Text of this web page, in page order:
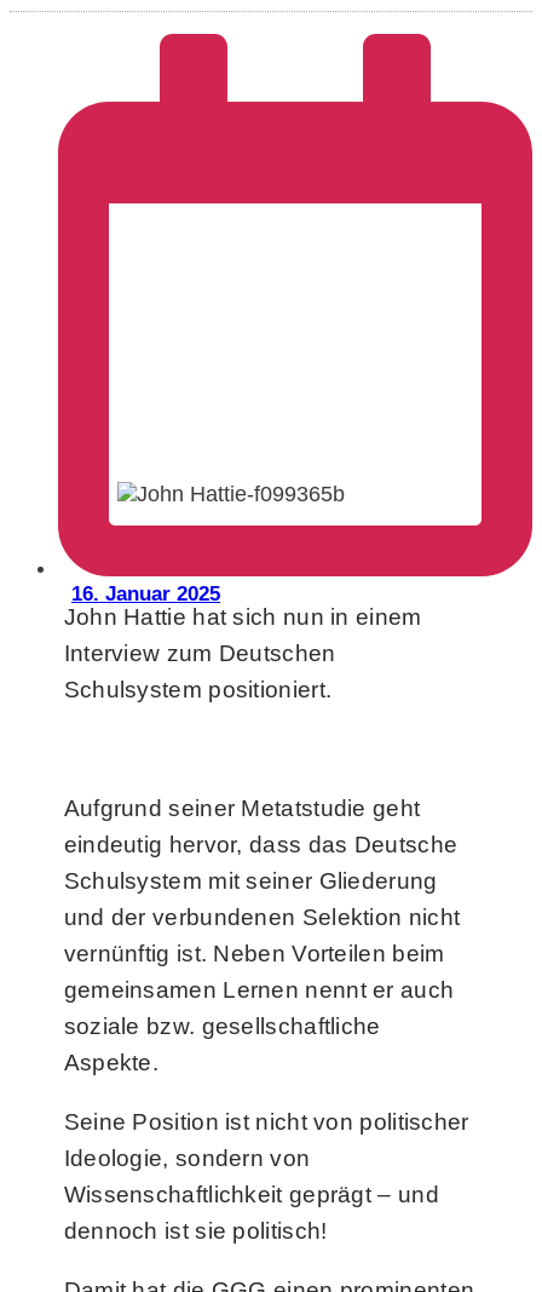
16. Januar 2025
John Hattie hat sich nun in einem
Interview zum Deutschen
Schulsystem positioniert.
Aufgrund seiner Metatstudie geht
eindeutig hervor, dass das Deutsche
Schulsystem mit seiner Gliederung
und der verbundenen Selektion nicht
vernünftig ist. Neben Vorteilen beim
gemeinsamen Lernen nennt er auch
soziale bzw. gesellschaftliche
Aspekte.
Seine Position ist nicht von politischer
Ideologie, sondern von
Wissenschaftlichkeit geprägt – und
dennoch ist sie politisch!